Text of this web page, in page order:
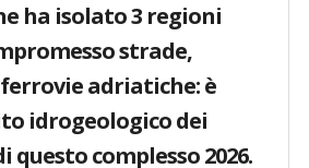
ha isolato 3 regioni
strade,
adriatiche: è
idrogeologico dei
questo complesso 2026.